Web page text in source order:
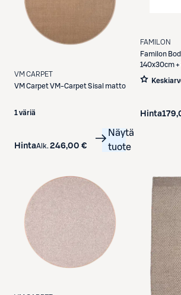
VM CARPET
VM CarpetVM-Carpet Sisal matto
1 väriä
HintaAlk. 246,00 €
Näytä
tuote
FAMILON
Familon
140x30cm
Hinta